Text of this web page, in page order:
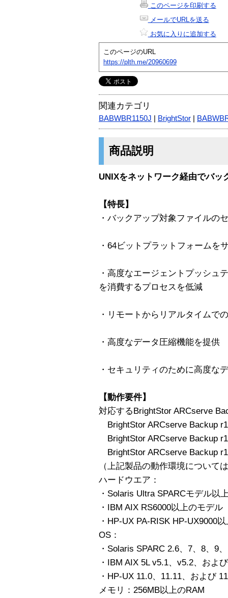
このページを印刷する
メールでURLを送る
お気に入りに追加する
このページのURL
https://plth.me/20960699
関連カテゴリ
BABWBR1150J BrightStor
商品説明
UNIXをネットワーク経由でバッ
【特長】
・バックアップ対象ファイルの
・64ビットプラットフォームを
・高度なエージェントプッシュ
を消費するプロセスを低減
・リモートからリアルタイムで
・高度なデータ圧縮機能を提供
・セキュリティのために高度な
【動作要件】
対応するBrightStor ARCserve
BrightStor ARCserve Backup
BrightStor ARCserve Backup
BrightStor ARCserve Backup
（上記製品の動作環境について
ハードウエア：
・Solaris Ultra SPARCモデル以
・IBM AIX RS6000以上のモデル
・HP-UX PA-RISK HP-UX9000
OS：
・Solaris SPARC 2.6、7、8、9
・IBM AIX 5L v5.1、v5.2、およ
・HP-UX 11.0、11.11、および
メモリ：256MB以上のRAM